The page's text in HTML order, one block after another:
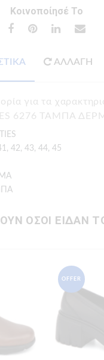
Κοινοποίησέ Το
ΑΛΛΑΓΗ
για τα
6276 ΤΑΜΠΑ
42, 43, 44, 45
ΟΣΟΙ ΕΙΔΑΝ
OFFER